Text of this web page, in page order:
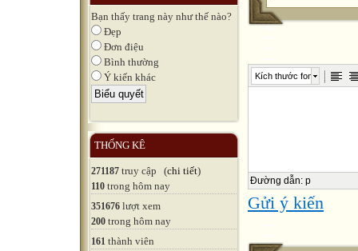
Bạn thấy trang này như thế nào?
Đẹp
Đơn điệu
Bình thường
Ý kiến khác
THỐNG KÊ
271187 truy cập (chi tiết)
110 trong hôm nay
351676 lượt xem
200 trong hôm nay
161 thành viên
Bộ môn
hình thành
thế hệ trẻ
thông qua
học trò
Kích thước font
Đường dẫn: p
Gửi ý kiến